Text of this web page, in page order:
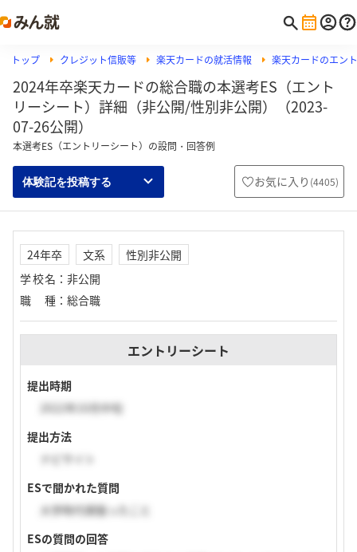
トップ クレジット信販等 楽天カードの就活情報 楽天カードのエン
2024年卒楽天カードの総合職の本選考ES（エント
リーシート）詳細（非公開/性別非公開）（2023-
07-26公開）
本選考ES（エントリーシート）の設問・回答例
体験記を投稿する お気に入り (4405)
24年卒 文系
性別非公開
学校名 ： 非公開
職種 ： 総合職
エントリーシート
提出時期
2022年10月中旬
提出方法
ESで聞かれた質問
大学時代頑張ったこと
ESの質問の回答